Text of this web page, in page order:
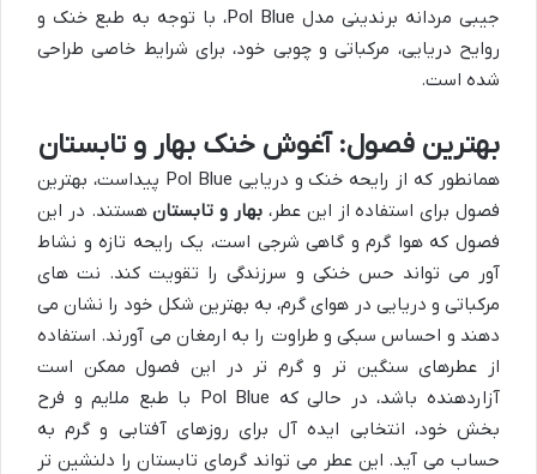
جیبی مردانه برندینی مدل Pol Blue، با توجه به طبع خنک و
روایح دریایی، مرکباتی و چوبی خود، برای شرایط خاصی طراحی
شده است.
بهترین فصول: آغوش خنک بهار و تابستان
همانطور که از رایحه خنک و دریایی Pol Blue پیداست، بهترین
فصول برای استفاده از این عطر، بهار و تابستانهستند. در این
فصول که هوا گرم و گاهی شرجی است، یک رایحه تازه و نشاط
آور می تواند حس خنکی و سرزندگی را تقویت کند. نت های
مرکباتی و دریایی در هوای گرم، به بهترین شکل خود را نشان می
دهند و احساس سبکی و طراوت را به ارمغان می آورند. استفاده
از عطرهای سنگین تر و گرم تر در این فصول ممکن است
آزاردهنده باشد، در حالی که Pol Blue با طبع ملایم و فرح
بخش خود، انتخابی ایده آل برای روزهای آفتابی و گرم به
حساب می آید. این عطر می تواند گرمای تابستان را دلنشین تر